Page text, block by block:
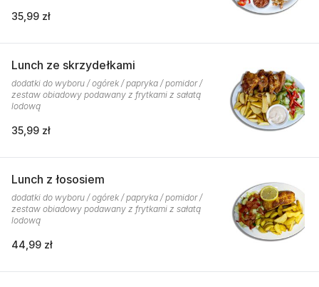
35,99 zł
Lunch ze skrzydełkami
dodatki do wyboru / ogórek / papryka / pomidor /
zestaw obiadowy podawany z frytkami z sałatą
lodową
35,99 zł
Lunch z łososiem
dodatki do wyboru / ogórek / papryka / pomidor /
zestaw obiadowy podawany z frytkami z sałatą
lodową
44,99 zł